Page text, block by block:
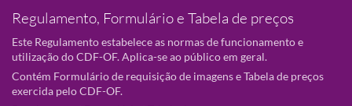
Regulamento, Formulário e Tabela de preços
Este Regulamento estabelece as normas de funcionamento e
utilização do CDF-OF. Aplica-se ao público em geral.
Contém Formulário de requisição de imagens e Tabela de preços
exercida pelo CDF-OF.